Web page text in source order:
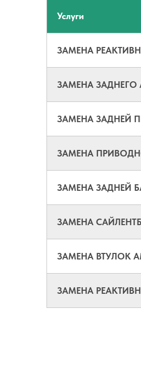
Услуги
ЗАМЕНА
ЗАМЕНА ЗАДНЕГО
ЗАМЕНА ЗАДНЕЙ
ЗАМЕНА
ЗАМЕНА ЗАДНЕЙ
ЗАМЕНА
ЗАМЕНА ВТУЛОК
ЗАМЕНА